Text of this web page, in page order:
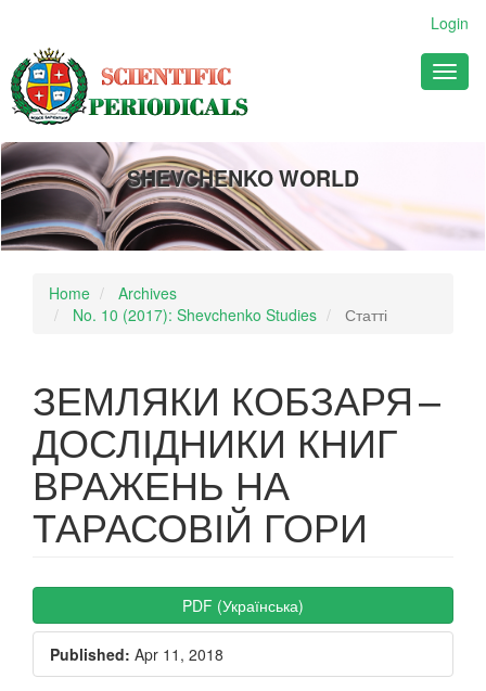
Main
Content
Sidebar
Login
SHEVCHENKO WORLD
Home
Archives
No. 10 (2017): Shevchenko Studies
Статті
ЗЕМЛЯКИ КОБЗАРЯ –
ДОСЛІДНИКИ КНИГ
ВРАЖЕНЬ НА
ТАРАСОВІЙ ГОРИ
Article
Sidebar
PDF (Українська)
Published: Apr 11, 2018